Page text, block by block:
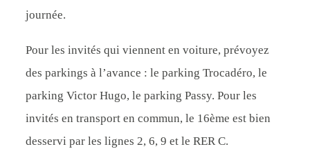
journée.
Pour les invités qui viennent en voiture, prévoyez
des parkings à l’avance : le parking Trocadéro, le
parking Victor Hugo, le parking Passy. Pour les
invités en transport en commun, le 16ème est bien
desservi par les lignes 2, 6, 9 et le RER C.